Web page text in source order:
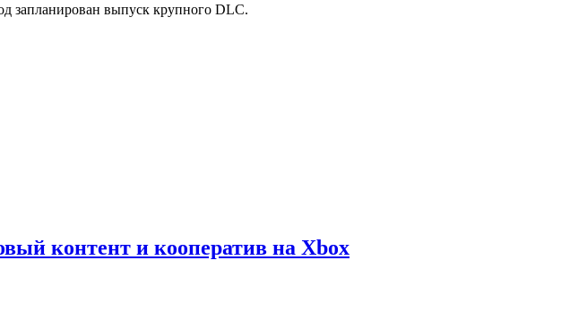
запланирован выпуск крупного DLC.
контент и кооператив на Xbox